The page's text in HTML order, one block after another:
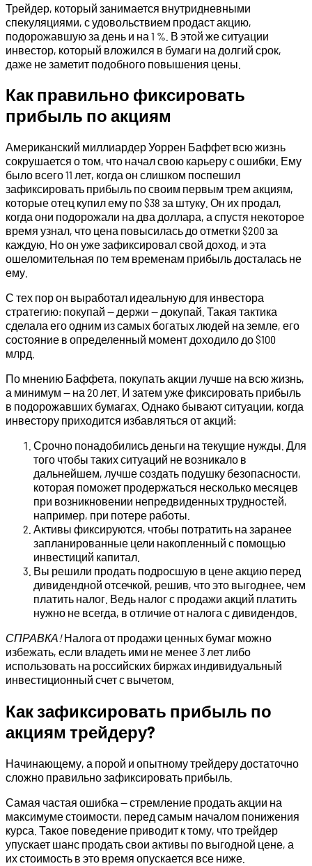
Трейдер, который занимается внутридневными
спекуляциями, с удовольствием продаст акцию,
подорожавшую за день и на 1 %. В этой же ситуации
инвестор, который вложился в бумаги на долгий срок,
даже не заметит подобного повышения цены.
Как правильно фиксировать
прибыль по акциям
Американский миллиардер Уоррен Баффет всю жизнь
сокрушается о том, что начал свою карьеру с ошибки. Ему
было всего 11 лет, когда он слишком поспешил
зафиксировать прибыль по своим первым трем акциям,
которые отец купил ему по $38 за штуку. Он их продал,
когда они подорожали на два доллара, а спустя некоторое
время узнал, что цена повысилась до отметки $200 за
каждую. Но он уже зафиксировал свой доход, и эта
ошеломительная по тем временам прибыль досталась не
ему.
С тех пор он выработал идеальную для инвестора
стратегию: покупай — держи — докупай. Такая тактика
сделала его одним из самых богатых людей на земле, его
состояние в определенный момент доходило до $100
млрд.
По мнению Баффета, покупать акции лучше на всю жизнь,
а минимум — на 20 лет. И затем уже фиксировать прибыль
в подорожавших бумагах. Однако бывают ситуации, когда
инвестору приходится избавляться от акций:
Срочно понадобились деньги на текущие нужды. Для
того чтобы таких ситуаций не возникало в
дальнейшем, лучше создать подушку безопасности,
которая поможет продержаться несколько месяцев
при возникновении непредвиденных трудностей,
например, при потере работы.
Активы фиксируются, чтобы потратить на заранее
запланированные цели накопленный с помощью
инвестиций капитал.
Вы решили продать подросшую в цене акцию перед
дивидендной отсечкой, решив, что это выгоднее, чем
платить налог. Ведь налог с продажи акций платить
нужно не всегда, в отличие от налога с дивидендов.
СПРАВКА!Налога от продажи ценных бумаг можно
избежать, если владеть ими не менее 3 лет либо
использовать на российских биржах индивидуальный
инвестиционный счет с вычетом.
Как зафиксировать прибыль по
акциям трейдеру?
Начинающему, а порой и опытному трейдеру достаточно
сложно правильно зафиксировать прибыль.
Самая частая ошибка — стремление продать акции на
максимуме стоимости, перед самым началом понижения
курса. Такое поведение приводит к тому, что трейдер
упускает шанс продать свои активы по выгодной цене, а
их стоимость в это время опускается все ниже.